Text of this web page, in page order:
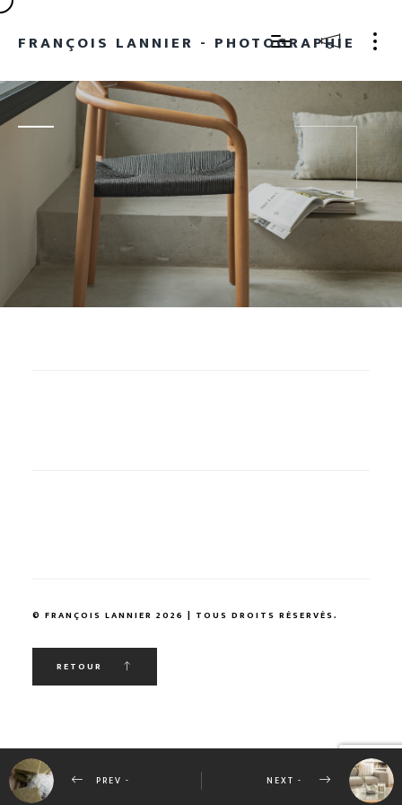
FRANÇOIS LANNIER - PHOTOGRAPHIE
PREV - NEXT -
© FRANÇOIS LANNIER 2026 | TOUS DROITS RÉSERVÉS.
RETOUR